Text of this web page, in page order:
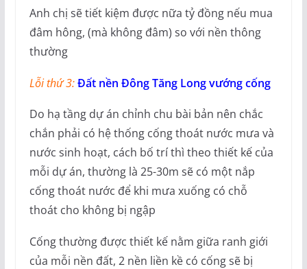
Anh chị sẽ tiết kiệm được nữa tỷ đồng nếu mua
đâm hông, (mà không đâm) so với nền thông
thường
Lỗi thứ 3:Đất nền Đông Tăng Long vướng cống
Do hạ tầng dự án chỉnh chu bài bản nên chắc
chắn phải có hệ thống cống thoát nước mưa và
nước sinh hoạt, cách bố trí thì theo thiết kế của
mỗi dự án, thường là 25-30m sẽ có một nắp
cống thoát nước để khi mưa xuống có chỗ
thoát cho không bị ngập
Cống thường được thiết kế nằm giữa ranh giới
của mỗi nền đất, 2 nền liền kề có cống sẽ bị